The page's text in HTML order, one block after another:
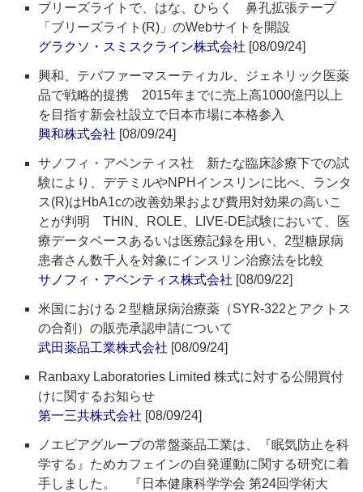
ブリーズライトで、はな、ひらく 鼻孔拡張テープ
「ブリーズライト(R)」のWebサイトを開設
グラクソ・スミスクライン株式会社 [08/09/24]
興和、テバファーマスーティカル、ジェネリック医薬
品で戦略的提携 2015年までに売上高1000億円以上
を目指す新会社設立で日本市場に本格参入
興和株式会社 [08/09/24]
サノフィ・アベンティス社 新たな臨床診療下での試
験により、デテミルやNPHインスリンに比べ、ランタ
ス(R)はHbA1cの改善効果および費用対効果の高いこ
とが判明 THIN、ROLE、LIVE-DE試験において、医
療データベースあるいは医療記録を用い、2型糖尿病
患者さん数千人を対象にインスリン治療法を比較
サノフィ・アベンティス株式会社 [08/09/22]
米国における２型糖尿病治療薬（SYR-322とアクトス
の合剤）の販売承認申請について
武田薬品工業株式会社 [08/09/24]
Ranbaxy Laboratories Limited 株式に対する公開買付
けに関するお知らせ
第一三共株式会社 [08/09/24]
ノエビアグループの常盤薬品工業は、『眠気防止を科
学する』ためカフェインの自発運動に関する研究に着
手しました。 『日本健康科学学会 第24回学術大